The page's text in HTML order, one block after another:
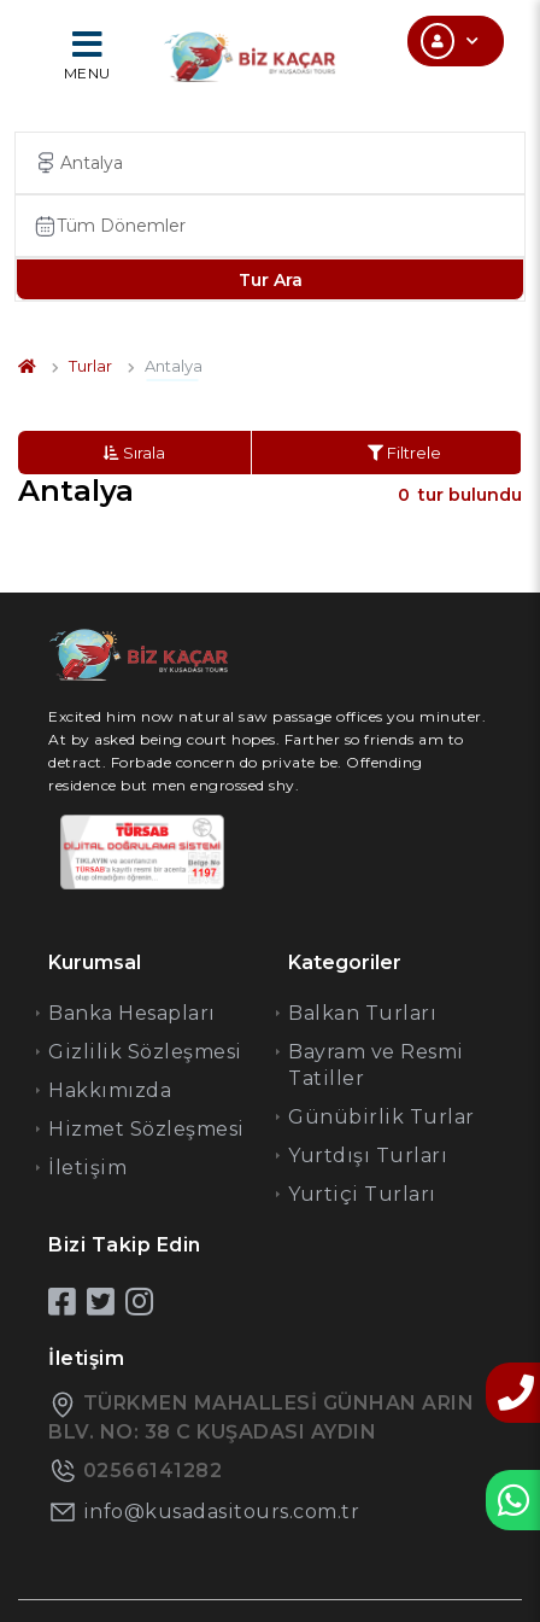
MENU
Tur Ara
Turlar Antalya
Sırala Filtrele
Antalya 0 tur bulundu
Excited him now natural saw passage offices you minuter.
At by asked being court hopes. Farther so friends am to
detract. Forbade concern do private be. Offending
residence but men engrossed shy.
Kurumsal
Banka Hesapları
Gizlilik Sözleşmesi
Hakkımızda
Hizmet Sözleşmesi
İletişim
Kategoriler
Balkan Turları
Bayram ve Resmi
Tatiller
Günübirlik Turlar
Yurtdışı Turları
Yurtiçi Turları
Bizi Takip Edin
İletişim
TÜRKMEN MAHALLESİ GÜNHAN ARIN
BLV. NO: 38 C KUŞADASI AYDIN
02566141282
info@kusadasitours.com.tr